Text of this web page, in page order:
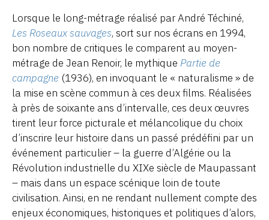
Lorsque le long-métrage réalisé par André Téchiné,
Les Roseaux sauvages, sort sur nos écrans en 1994,
bon nombre de critiques le comparent au moyen-
métrage de Jean Renoir, le mythique Partie de
campagne (1936), en invoquant le « naturalisme » de
la mise en scène commun à ces deux films. Réalisées
à près de soixante ans d’intervalle, ces deux œuvres
tirent leur force picturale et mélancolique du choix
d’inscrire leur histoire dans un passé prédéfini par un
événement particulier – la guerre d’Algérie ou la
Révolution industrielle du XIXe siècle de Maupassant
– mais dans un espace scénique loin de toute
civilisation. Ainsi, en ne rendant nullement compte des
enjeux économiques, historiques et politiques d’alors,